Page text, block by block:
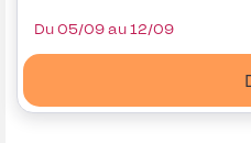
Du 05/09 au 12/09